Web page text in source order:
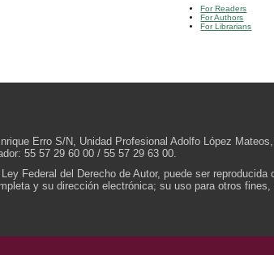
For Readers
For Authors
For Librarians
Erro S/N, Unidad Profesional Adolfo López
55 57 29 60 00 / 55 57 29 63 00.
Federal del Derecho de Autor, puede ser reproducida
y su dirección electrónica; su uso para otros